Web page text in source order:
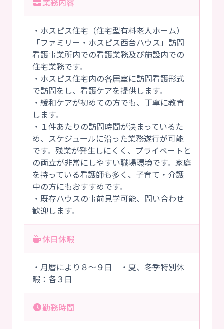
業務内容
・ホスピス住宅（住宅型有料老人ホーム）
「ファミリー・ホスピス西台ハウス」訪問
看護事業所内での看護業務及び施設内での
住宅業務です。
・ホスピス住宅内の各居室に訪問看護形式
で訪問をし、看護ケアを提供します。
・緩和ケアが初めての方でも、丁寧に教育
します。
・１件あたりの訪問時間が決まっているた
め、スケジュールに沿った業務遂行が可能
です。残業が発生しにくく、プライベートと
の両立が非常にしやすい職場環境です。家庭
を持っている看護師も多く、子育て・介護
中の方にもおすすめです。
・既存ハウスの事前見学可能、問い合わせ
歓迎します。
休日休暇
・月暦により８～９日 ・夏、冬季特別休
暇：各３日
勤務時間